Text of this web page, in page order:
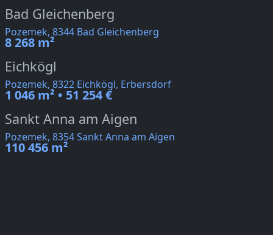
Bad Gleichenberg
Pozemek, 8344 Bad Gleichenberg
8 268 m²
Eichkögl
Pozemek, 8322 Eichkögl, Erbersdorf
1 046 m² • 51 254 €
Sankt Anna am Aigen
Pozemek, 8354 Sankt Anna am Aigen
110 456 m²